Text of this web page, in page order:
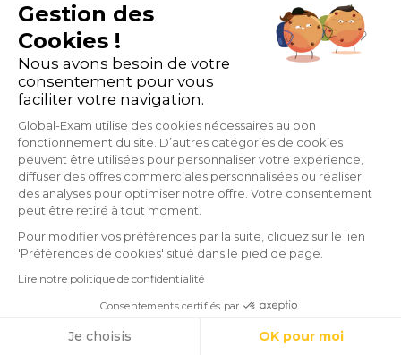
d’un groupe et d’un jeu où ils s’amusent, vos
étudiants prendront plus de plaisir à suivre
cette formation dans laquelle ils se sentiront
en confiance. Leur motivation, leur
engagement et leur niveau n’en seront que
plus élevés et ils en seront récompensés.
La compétition avec les autres joueurs et
Gestion des
Cookies !
Nous avons besoin de votre
consentement pour vous
faciliter votre navigation.
Global-Exam utilise des cookies nécessaires au bon
fonctionnement du site. D’autres catégories de cookies
peuvent être utilisées pour personnaliser votre expérience,
diffuser des offres commerciales personnalisées ou réaliser
des analyses pour optimiser notre offre. Votre consentement
peut être retiré à tout moment.
Pour modifier vos préférences par la suite, cliquez sur le lien
'Préférences de cookies' situé dans le pied de page.
Lire notre politique de confidentialité
Consentements certifiés par
Je choisis OK pour moi
Cookies